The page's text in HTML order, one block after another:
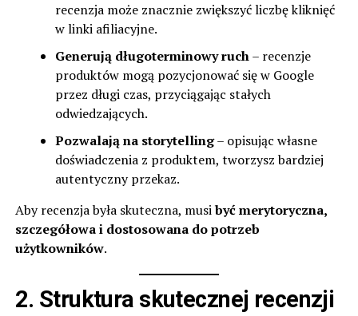
recenzja może znacznie zwiększyć liczbę kliknięć
w linki afiliacyjne.
Generują długoterminowy ruch– recenzje
produktów mogą pozycjonować się w Google
przez długi czas, przyciągając stałych
odwiedzających.
Pozwalają na storytelling– opisując własne
doświadczenia z produktem, tworzysz bardziej
autentyczny przekaz.
Aby recenzja była skuteczna, musibyć merytoryczna,
szczegółowa i dostosowana do potrzeb
użytkowników.
2. Struktura skutecznej recenzji